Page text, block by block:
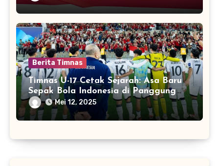
Berita Timnas
Timnas U-17 Cetak Sejarah: Asa Baru
Sepak Bola Indonesia di Panggung
Dunia Mei 12, 2025